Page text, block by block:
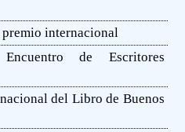
internacional
de Escritores
del Libro de Buenos